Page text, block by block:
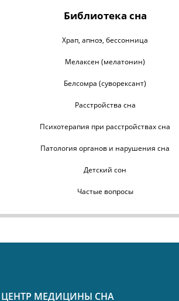
Библиотека сна
Храп, апноэ, бессонница
Мелаксен (мелатонин)
Белсомра (суворексант)
Расстройства сна
Психотерапия при расстройствах сна
Патология органов и нарушения сна
Детский сон
Частые вопросы
ЦЕНТР МЕДИЦИНЫ СНА